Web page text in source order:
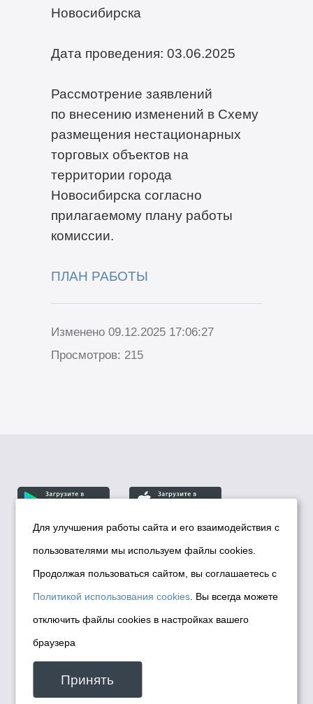
Новосибирска
Дата проведения: 03.06.2025
Рассмотрение заявлений
по внесению изменений в Схему
размещения нестационарных
торговых объектов на
территории города
Новосибирска согласно
прилагаемому плану работы
комиссии.
ПЛАН РАБОТЫ
Изменено 09.12.2025 17:06:27
Просмотров: 215
© Департамент информационной политики мэрии
города Новосибирска, 2026
Политика использования Cookies
Политика по обработке персональных
данных в информационных системах
мэрии города Новосибирска
malinchukvl@mail.ru
Для улучшения работы сайта и его взаимодействия с
пользователями мы используем файлы cookies.
Продолжая пользоваться сайтом, вы соглашаетесь с
Политикой использования cookies . Вы всегда можете
отключить файлы cookies в настройках вашего
браузера
Принять